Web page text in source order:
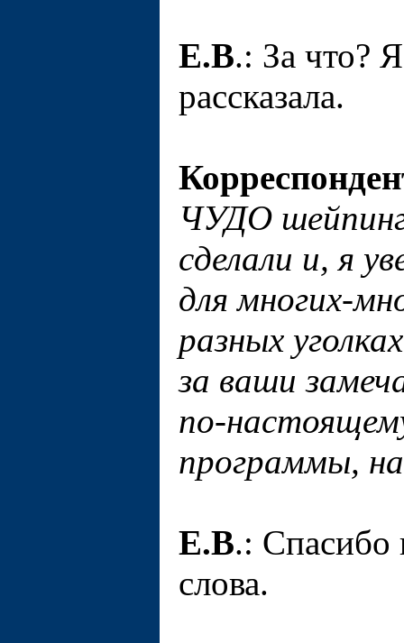
Е.В.: За что?
рассказала.
ЧУДО
сделали и, я
для многих-
разных
за ваши
по-
программы,
Е.В.: Спасибо
слова.